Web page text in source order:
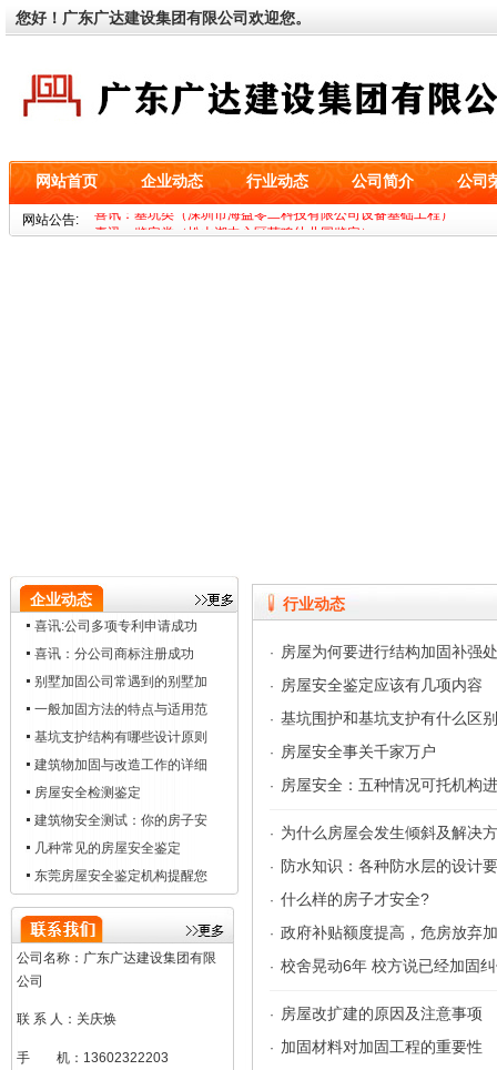
您好！广东广达建设集团有限公司欢迎您。
网站首页 企业动态 行业动态 公司简介 公司
网站公告:
喜讯：基坑类（深圳市海益零二科技有限公司设备基础工程）
喜讯：鉴定类（松山湖中心区艺鸣幼儿园鉴定）
企业动态
喜讯:公司多项专利申请成功
喜讯：分公司商标注册成功
别墅加固公司常遇到的别墅加
一般加固方法的特点与适用范
基坑支护结构有哪些设计原则
建筑物加固与改造工作的详细
房屋安全检测鉴定
建筑物安全测试：你的房子安
几种常见的房屋安全鉴定
东莞房屋安全鉴定机构提醒您
公司名称：广东广达建设集团有限
公司
联 系 人：关庆焕
手 机：13602322203
行业动态
· 房屋为何要进行结构加固补强
· 房屋安全鉴定应该有几项内容
· 基坑围护和基坑支护有什么区别
· 房屋安全事关千家万户
· 房屋安全：五种情况可托机构
· 为什么房屋会发生倾斜及解决
· 防水知识：各种防水层的设计
· 什么样的房子才安全?
· 政府补贴额度提高，危房放弃
· 校舍晃动6年 校方说已经加固
· 房屋改扩建的原因及注意事项
· 加固材料对加固工程的重要性